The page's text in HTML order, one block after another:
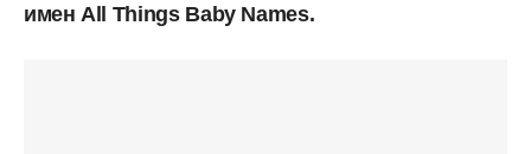
имен All Things Baby Names.